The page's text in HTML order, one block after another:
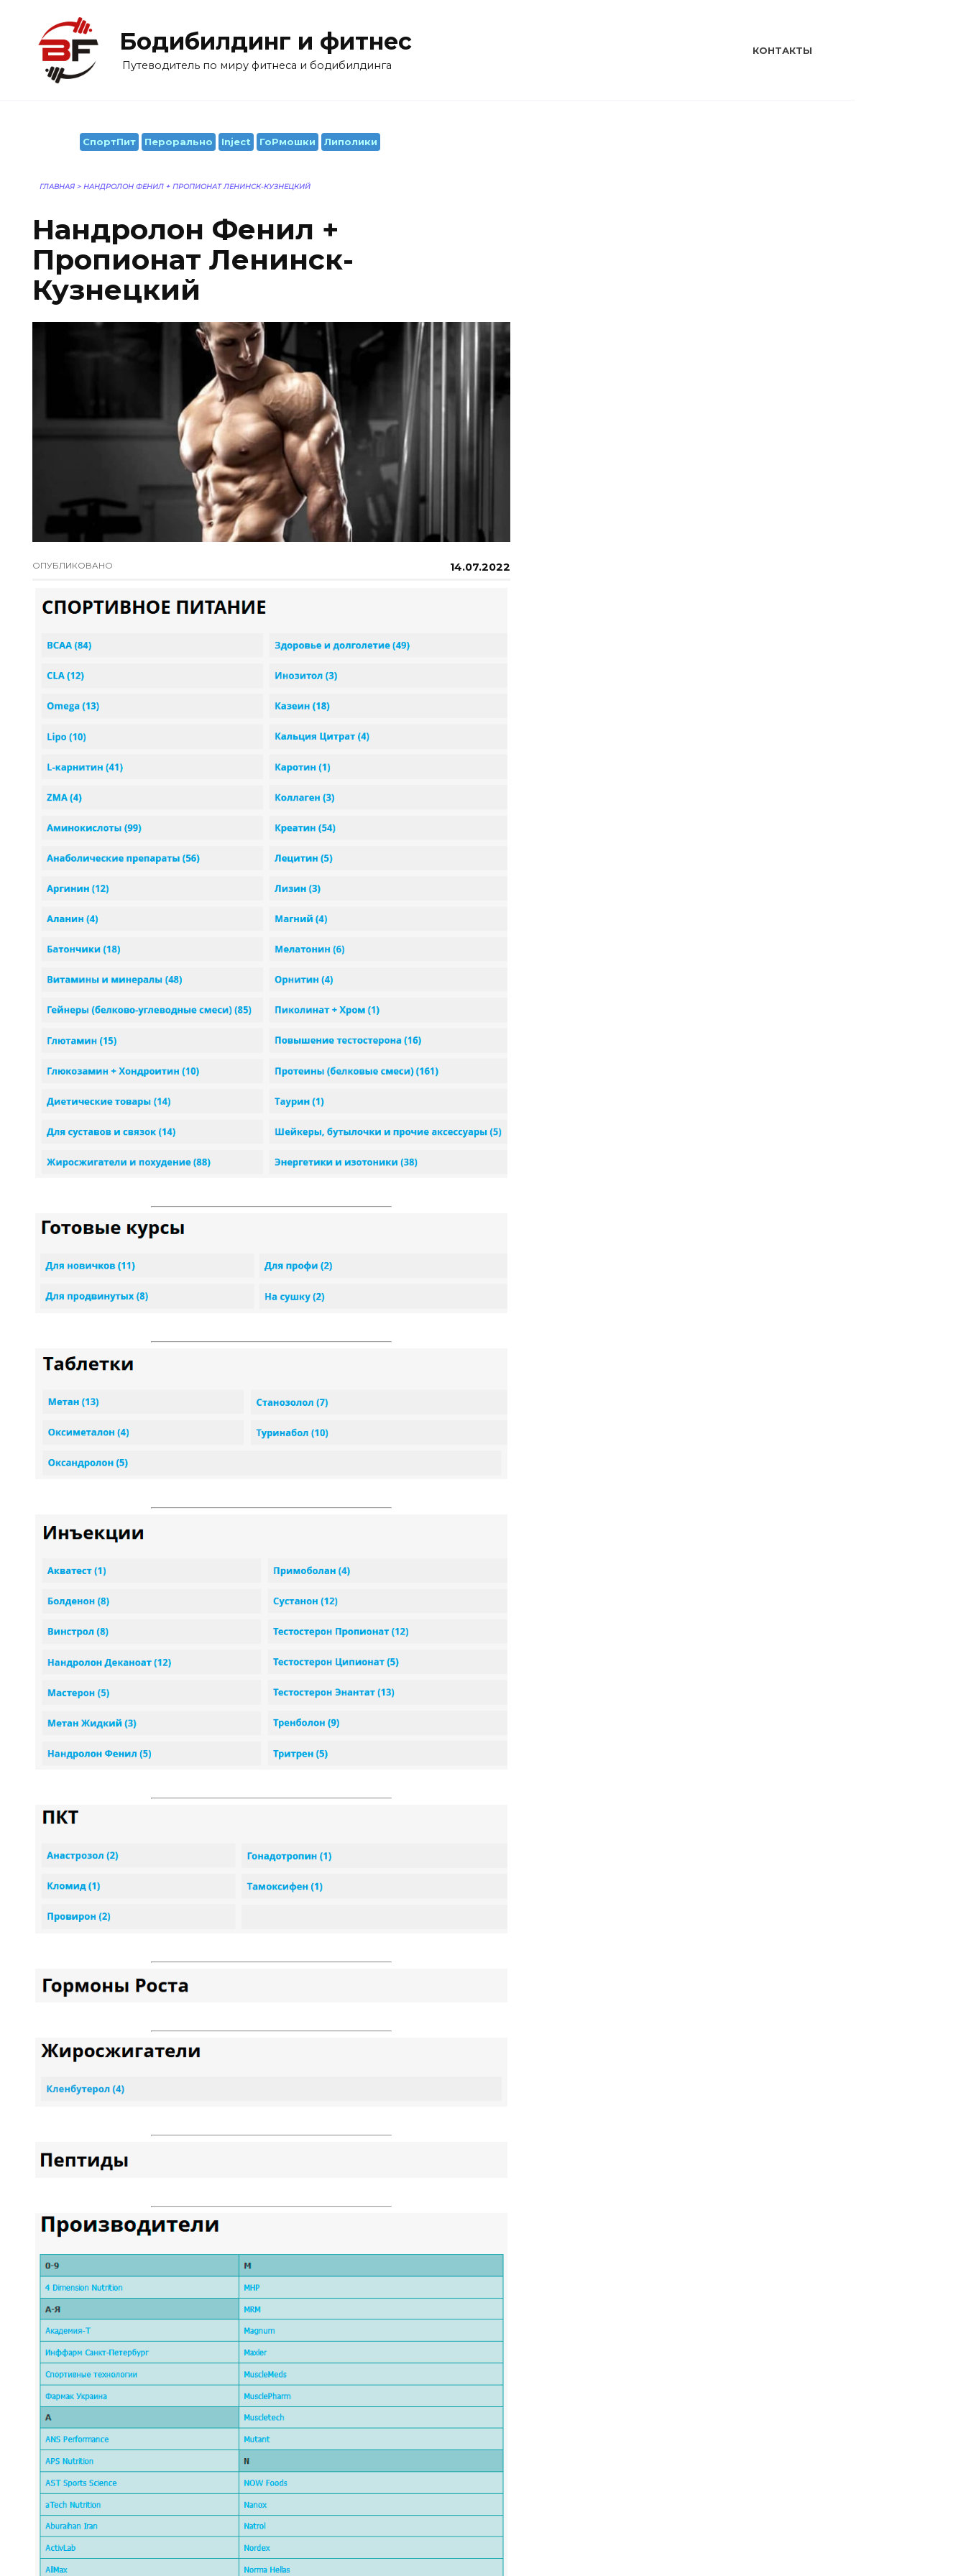
содержанию
Бодибилдинг и фитнес
Путеводитель по миру фитнеса и бодибилдинга
КОНТАКТЫ
СпортПит Перорально Inject ГоРмошки Липолики
ГЛАВНАЯ > НАНДРОЛОН ФЕНИЛ + ПРОПИОНАТ ЛЕНИНСК-КУЗНЕЦКИЙ
Нандролон Фенил +
Пропионат Ленинск-
Кузнецкий
ОПУБЛИКОВАНО 14.07.2022